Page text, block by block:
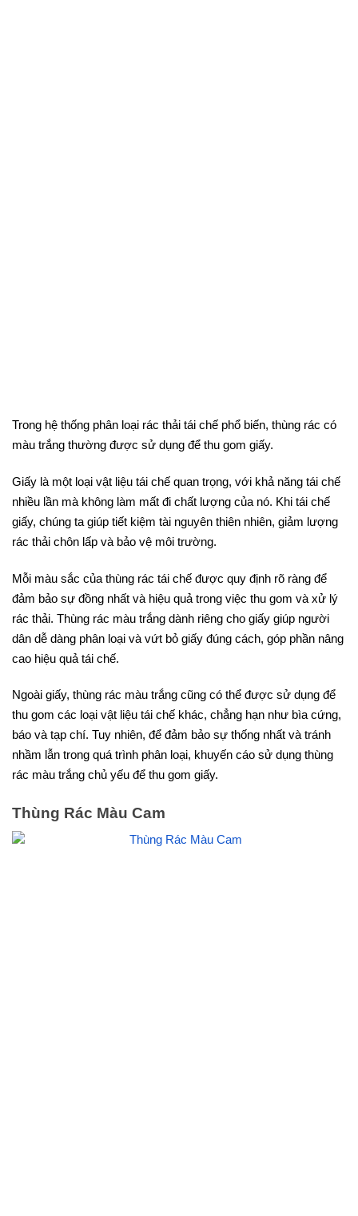
Trong hệ thống phân loại rác thải tái chế phổ biến, thùng rác có
màu trắng thường được sử dụng để thu gom giấy.
Giấy là một loại vật liệu tái chế quan trọng, với khả năng tái chế
nhiều lần mà không làm mất đi chất lượng của nó. Khi tái chế
giấy, chúng ta giúp tiết kiệm tài nguyên thiên nhiên, giảm lượng
rác thải chôn lấp và bảo vệ môi trường.
Mỗi màu sắc của thùng rác tái chế được quy định rõ ràng để
đảm bảo sự đồng nhất và hiệu quả trong việc thu gom và xử lý
rác thải. Thùng rác màu trắng dành riêng cho giấy giúp người
dân dễ dàng phân loại và vứt bỏ giấy đúng cách, góp phần nâng
cao hiệu quả tái chế.
Ngoài giấy, thùng rác màu trắng cũng có thể được sử dụng để
thu gom các loại vật liệu tái chế khác, chẳng hạn như bìa cứng,
báo và tạp chí. Tuy nhiên, để đảm bảo sự thống nhất và tránh
nhầm lẫn trong quá trình phân loại, khuyến cáo sử dụng thùng
rác màu trắng chủ yếu để thu gom giấy.
Thùng Rác Màu Cam